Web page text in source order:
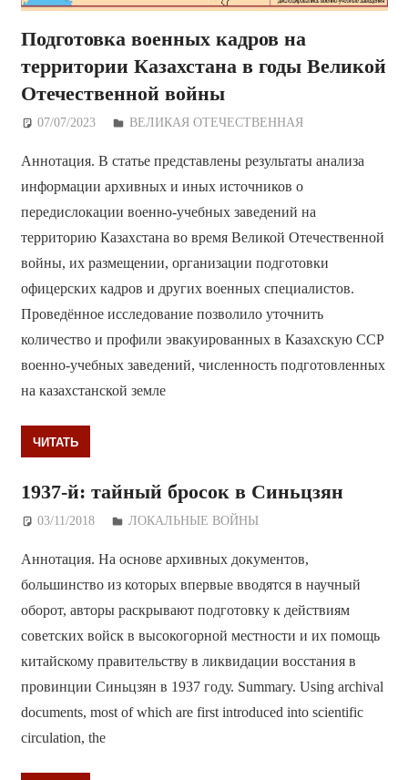
Подготовка военных кадров на
территории Казахстана в годы Великой
Отечественной войны
07/07/2023 Дежурный по Редакции
ВЕЛИКАЯ ОТЕЧЕСТВЕННАЯ
Аннотация. В статье представлены результаты анализа
информации архивных и иных источников о
передислокации военно-учебных заведений на
территорию Казахстана во время Великой Отечественной
войны, их размещении, организации подготовки
офицерских кадров и других военных специалистов.
Проведённое исследование позволило уточнить
количество и профили эвакуированных в Казахскую ССР
военно-учебных заведений, численность подготовленных
на казахстанской земле
ЧИТАТЬ
1937-й: тайный бросок в Синьцзян
03/11/2018 Дежурный по Редакции
ЛОКАЛЬНЫЕ ВОЙНЫ
Аннотация. На основе архивных документов,
большинство из которых впервые вводятся в научный
оборот, авторы раскрывают подготовку к действиям
советских войск в высокогорной местности и их помощь
китайскому правительству в ликвидации восстания в
провинции Синьцзян в 1937 году. Summary. Using archival
documents, most of which are first introduced into scientific
circulation, the